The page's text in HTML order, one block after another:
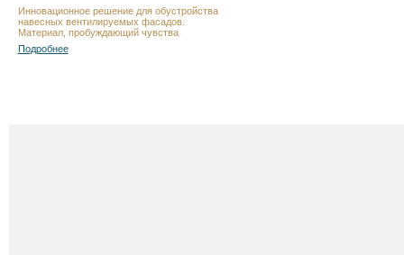
Инновационное решение для обустройства
навесных вентилируемых фасадов.
Материал, пробуждающий чувства
Подробнее